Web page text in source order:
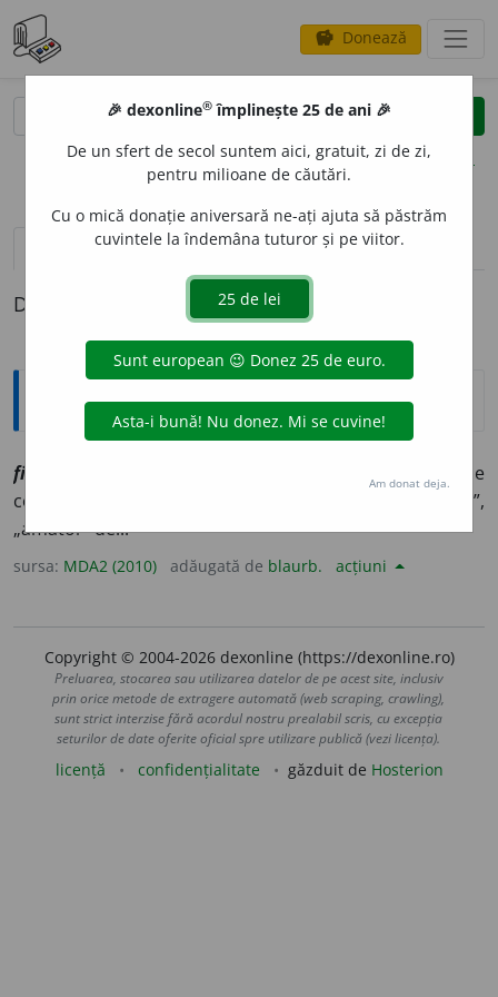
savings Donează
clear
opțiuni
definiții (1) pronunțievolume_up (23)
Definiția cu ID-ul 1097554:
Explicative DEX
filo-
] Element prim de
compunere savantă cu semnificația „prieten”, „iubitor”,
„amator” de...
sursa: MDA2 (2010) adăugată de blaurb. acțiuni
Copyright © 2004-2026 dexonline (https://dexonline.ro)
Preluarea, stocarea sau utilizarea datelor de pe acest site, inclusiv
prin orice metode de extragere automată (web scraping, crawling),
sunt strict interzise fără acordul nostru prealabil scris, cu excepția
seturilor de date oferite oficial spre utilizare publică (vezi licența).
licență confidențialitate găzduit de Hosterion
🎉 dexonline® împlinește 25 de ani 🎉
De un sfert de secol suntem aici, gratuit, zi de zi,
pentru milioane de căutări.
Cu o mică donație aniversară ne-ați ajuta să păstrăm
cuvintele la îndemâna tuturor și pe viitor.
Am donat deja.